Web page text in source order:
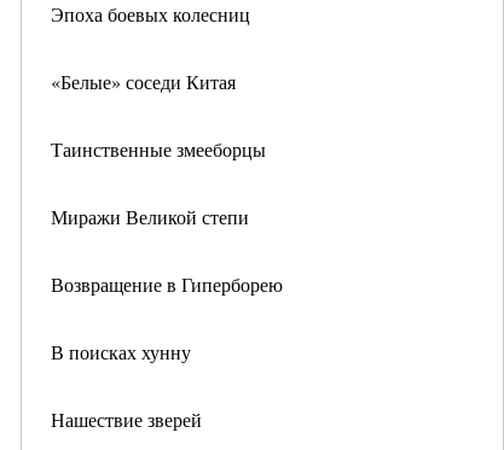
Эпоха боевых колесниц
«Белые» соседи Китая
Таинственные змееборцы
Миражи Великой степи
Возвращение в Гиперборею
В поисках хунну
Нашествие зверей